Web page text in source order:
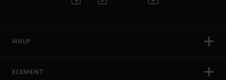
HULP
ELEMENT